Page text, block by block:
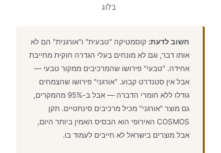
בלוג
חשוב לדעת: קוסמטיקה "טבעית" ו"אורגנית" הם לא
אותו דבר, וגם לא מונחים בעלי הגדרה חוקית מחייבת
אחידה. "טבעי" פירושו שהמרכיבים ממקור טבעי —
אבל אין סטנדרט קבוע. "אורגני" פירושו שהצמחים
גודלו ללא חומרי הדברה — אבל ב-95% מהמקרים,
גם מוצר "אורגני" מכיל מרכיבים סינתטיים. תקן
COSMOS האירופי הוא הבסיס האמין ביותר היום,
אבל מוצרים בישראל לא חייבים לעמוד בו.